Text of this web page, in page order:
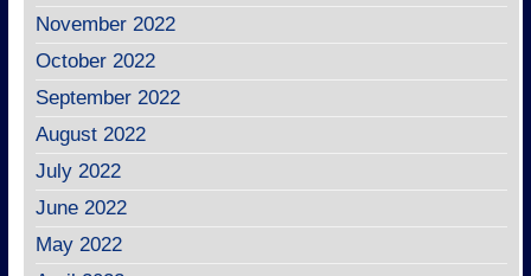
November 2022
October 2022
September 2022
August 2022
July 2022
June 2022
May 2022